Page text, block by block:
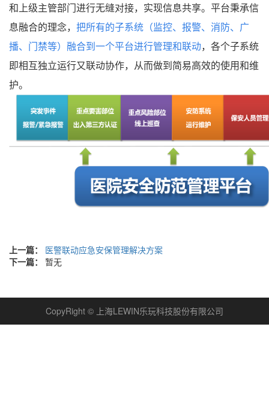
和上级主管部门进行无缝对接，实现信息共享。平台秉承信
息融合的理念， 把所有的子系统（监控、报警、消防、广
播、门禁等）融合到一个平台进行管理和联动，各个子系统
即相互独立运行又联动协作，从而做到简易高效的使用和维
护。
上一篇：
医警联动应急安保管理解决方案
下一篇：
暂无
CopyRight © 上海LEWIN乐玩科技股份有限公司